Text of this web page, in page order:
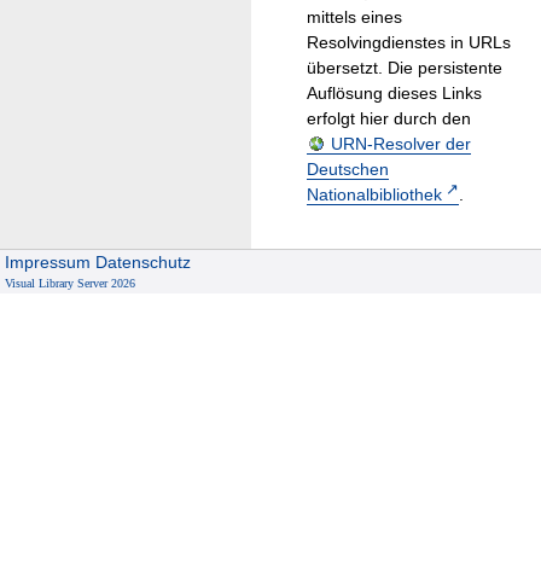
mittels eines
Resolvingdienstes in URLs
übersetzt. Die persistente
Auflösung dieses Links
erfolgt hier durch den
URN-Resolver der
Deutschen
Nationalbibliothek
.
Impressum Datenschutz
Visual Library Server 2026